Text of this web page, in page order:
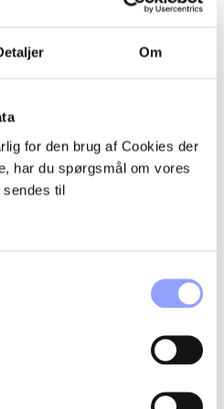
Om
for den brug af Cookies der
har du spørgsmål om vores
sendes til
i hinandens praksis
med
og hvilken læring eleverne